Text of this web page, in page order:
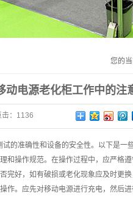
您的当
动电源老化柜工作中的注
击：1136
的准确性和设备的安全性。以下是一
操作规范。在操作过程中，应严格遵
好，如有破损或老化现象应及时更换
作。应先对移动电源进行充电，然后